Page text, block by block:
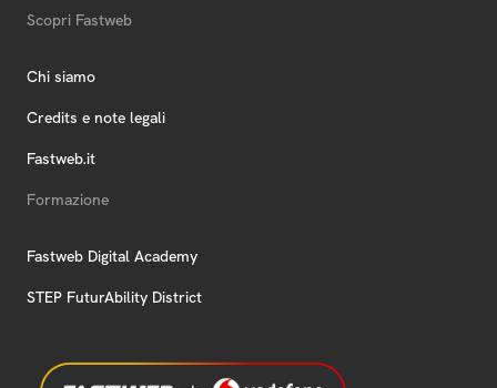
Scopri Fastweb
Chi siamo
Credits e note legali
Fastweb.it
Formazione
Fastweb Digital Academy
STEP FuturAbility District